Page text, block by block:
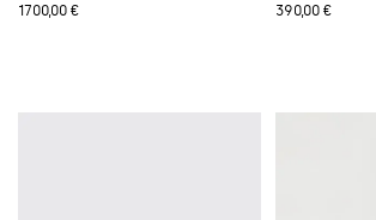
1700,00 € 390,00 €